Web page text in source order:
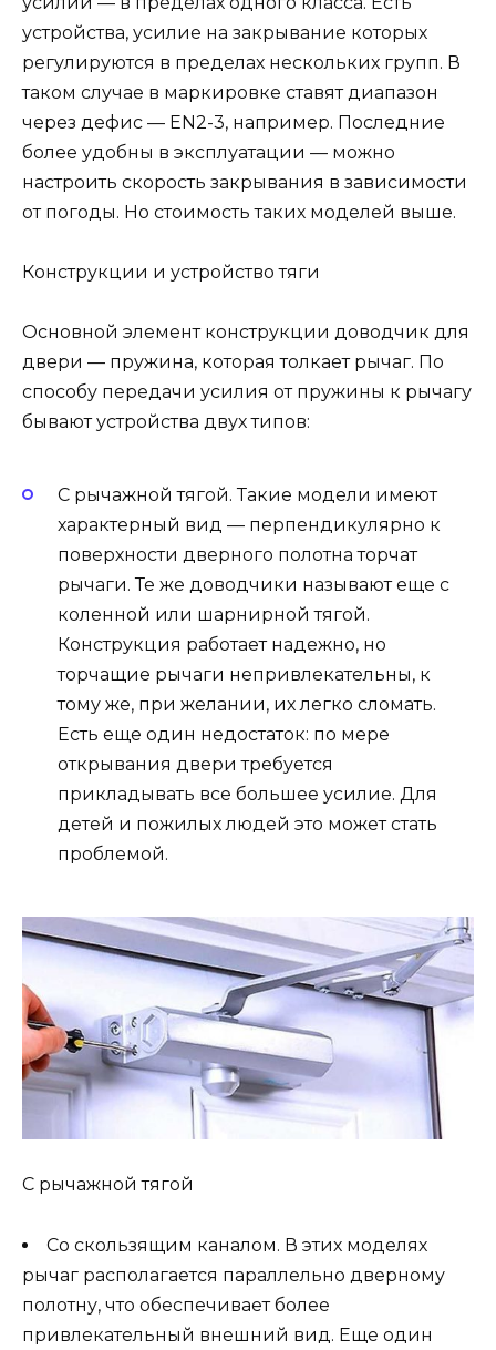
устройства, усилие на закрывание которых
регулируются в пределах нескольких групп. В
таком случае в маркировке ставят диапазон
через дефис — EN2-3, например. Последние
более удобны в эксплуатации — можно
настроить скорость закрывания в зависимости
от погоды. Но стоимость таких моделей выше.
Конструкции и устройство тяги
Основной элемент конструкции доводчик для
двери — пружина, которая толкает рычаг. По
способу передачи усилия от пружины к рычагу
бывают устройства двух типов:
С рычажной тягой. Такие модели имеют
характерный вид — перпендикулярно к
поверхности дверного полотна торчат
рычаги. Те же доводчики называют еще с
коленной или шарнирной тягой.
Конструкция работает надежно, но
торчащие рычаги непривлекательны, к
тому же, при желании, их легко сломать.
Есть еще один недостаток: по мере
открывания двери требуется
прикладывать все большее усилие. Для
детей и пожилых людей это может стать
проблемой.
С рычажной тягой
Со скользящим каналом. В этих моделях
рычаг располагается параллельно дверному
полотну, что обеспечивает более
привлекательный внешний вид. Еще один